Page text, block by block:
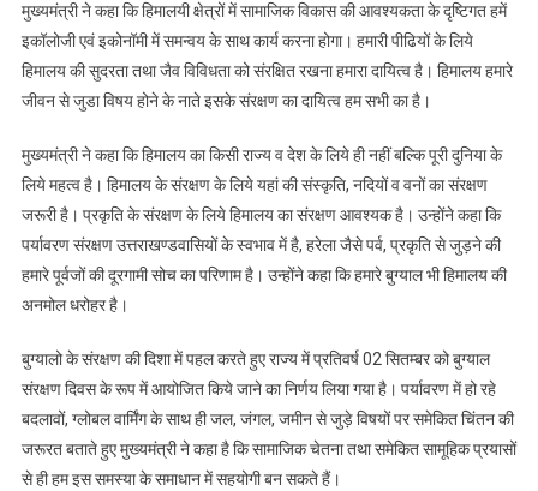
मुख्यमंत्री ने कहा कि हिमालयी क्षेत्रों में सामाजिक विकास की आवश्यकता के दृष्टिगत हमें
इकॉलोजी एवं इकोनॉमी में समन्वय के साथ कार्य करना होगा। हमारी पीढियों के लिये
हिमालय की सुदरता तथा जैव विविधता को संरक्षित रखना हमारा दायित्व है। हिमालय हमारे
जीवन से जुडा विषय होने के नाते इसके संरक्षण का दायित्व हम सभी का है।
मुख्यमंत्री ने कहा कि हिमालय का किसी राज्य व देश के लिये ही नहीं बल्कि पूरी दुनिया के
लिये महत्व है। हिमालय के संरक्षण के लिये यहां की संस्कृति, नदियों व वनों का संरक्षण
जरूरी है। प्रकृति के संरक्षण के लिये हिमालय का संरक्षण आवश्यक है। उन्होंने कहा कि
पर्यावरण संरक्षण उत्तराखण्डवासियों के स्वभाव में है, हरेला जैसे पर्व, प्रकृति से जुड़ने की
हमारे पूर्वजों की दूरगामी सोच का परिणाम है। उन्होंने कहा कि हमारे बुग्याल भी हिमालय की
अनमोल धरोहर है।
बुग्यालो के संरक्षण की दिशा में पहल करते हुए राज्य में प्रतिवर्ष 02 सितम्बर को बुग्याल
संरक्षण दिवस के रूप में आयोजित किये जाने का निर्णय लिया गया है। पर्यावरण में हो रहे
बदलावों, ग्लोबल वार्मिंग के साथ ही जल, जंगल, जमीन से जुड़े विषयों पर समेकित चिंतन की
जरूरत बताते हुए मुख्यमंत्री ने कहा है कि सामाजिक चेतना तथा समेकित सामूहिक प्रयासों
से ही हम इस समस्या के समाधान में सहयोगी बन सकते हैं।